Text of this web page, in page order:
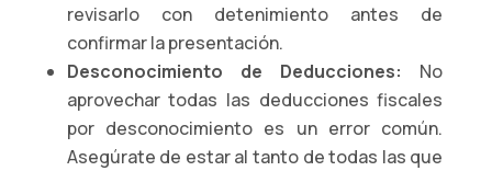
revisarlo con detenimiento antes de
confirmar la presentación.
Desconocimiento de Deducciones: No
aprovechar todas las deducciones fiscales
por desconocimiento es un error común.
Asegúrate de estar al tanto de todas las que